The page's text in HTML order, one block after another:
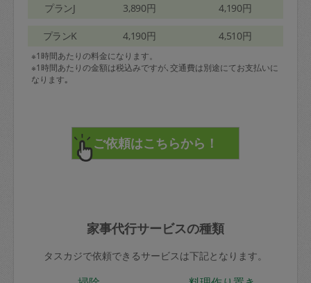
プランJ 3,890円 4,190円
プランK 4,190円 4,510円
※1時間あたりの料金になります。
※1時間あたりの金額は税込みですが､交通費は別途にてお支払いに
なります｡
家事代行サービスの種類
タスカジで依頼できるサービスは下記となります。